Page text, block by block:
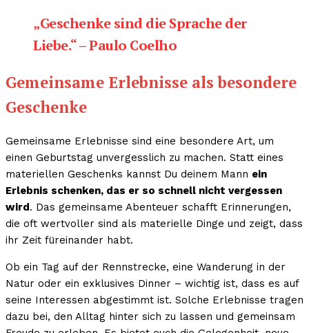
„Geschenke sind die Sprache der
Liebe.“ – Paulo Coelho
Gemeinsame Erlebnisse als besondere
Geschenke
Gemeinsame Erlebnisse sind eine besondere Art, um
einen Geburtstag unvergesslich zu machen. Statt eines
materiellen Geschenks kannst Du deinem Mann ein
Erlebnis schenken, das er so schnell nicht vergessen
wird. Das gemeinsame Abenteuer schafft Erinnerungen,
die oft wertvoller sind als materielle Dinge und zeigt, dass
ihr Zeit füreinander habt.
Ob ein Tag auf der Rennstrecke, eine Wanderung in der
Natur oder ein exklusives Dinner – wichtig ist, dass es auf
seine Interessen abgestimmt ist. Solche Erlebnisse tragen
dazu bei, den Alltag hinter sich zu lassen und gemeinsam